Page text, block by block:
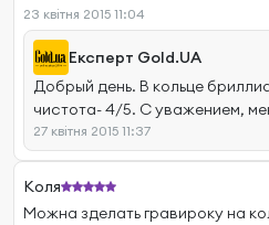
23 квітня 2015 11:04
Експерт Gold.UA
Добрый день. В кольце
чистота- 4/5. С уважением,
27 квітня 2015 11:37
Коля
Можна зделать гравироку на